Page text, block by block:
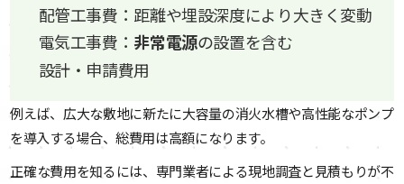
配管工事費：距離や埋設深度により大きく変動
電気工事費： 非常電源の設置を含む
設計・申請費用
例えば、広大な敷地に新たに大容量の消火水槽や高性能なポンプ
を導入する場合、総費用は高額になります。
正確な費用を知るには、専門業者による現地調査と見積もりが不